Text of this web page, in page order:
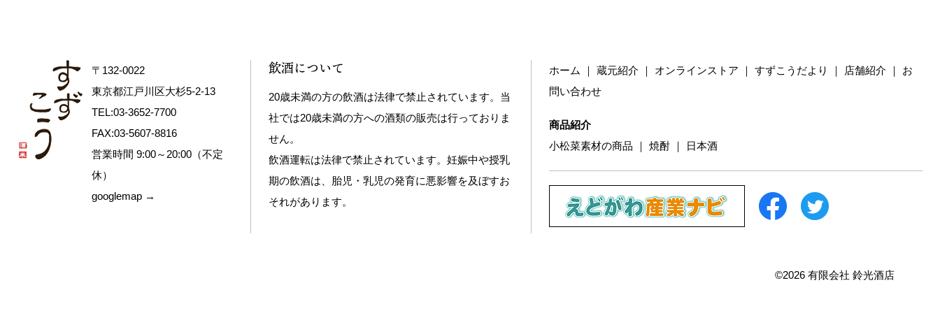
〒132-0022
東京都江戸川区大杉5-2-13
TEL:03-3652-7700
FAX:03-5607-8816
営業時間 9:00～20:00（不定
休）
googlemap →
飲酒について
20歳未満の方の飲酒は法律で禁止されています。当
社では20歳未満の方への酒類の販売は行っておりま
せん。
飲酒運転は法律で禁止されています。妊娠中や授乳
期の飲酒は、胎児・乳児の発育に悪影響を及ぼすお
それがあります。
ホーム ｜蔵元紹介 ｜ オンラインストア ｜すずこうだより ｜ 店舗紹介 ｜ お
問い合わせ
商品紹介
小松菜素材の商品 ｜焼酎 ｜ 日本酒
©2026 有限会社 鈴光酒店